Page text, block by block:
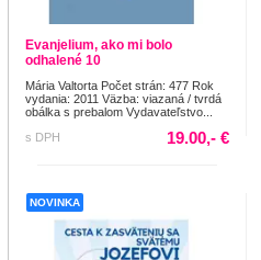
Evanjelium, ako mi bolo
odhalené 10
Mária Valtorta Počet strán: 477 Rok
vydania: 2011 Väzba: viazaná / tvrdá
obálka s prebalom Vydavateľstvo...
s DPH
19.00,- €
NOVINKA